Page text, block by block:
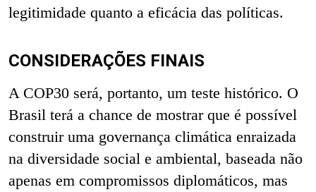
legitimidade quanto a eficácia das políticas.
CONSIDERAÇÕES FINAIS
A COP30 será, portanto, um teste histórico. O
Brasil terá a chance de mostrar que é possível
construir uma governança climática enraizada
na diversidade social e ambiental, baseada não
apenas em compromissos diplomáticos, mas